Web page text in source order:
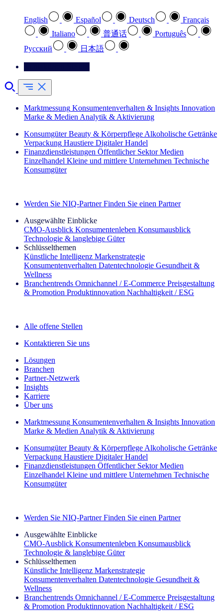
English Español Deutsch
Français
Italiano
普通话
Português
Pусский
日本語
Marktmessung Konsumentenverhalten & Insights Innovation
Marke & Medien Analytik & Aktivierung
Konsumgüter Beauty & Körperpflege Alkoholische Getränke
Verpackung Haustiere Digitaler Handel
Finanzdienstleistungen Öffentlicher Sektor Medien
Einzelhandel Kleine und mittlere Unternehmen Technische
Konsumgüter
Werden Sie NIQ-Partner Finden Sie einen Partner
Ausgewählte Einblicke
CMO‑Ausblick Konsumentenleben Konsumausblick
Technologie & langlebige Güter
Schlüsselthemen
Künstliche Intelligenz Markenstrategie
Konsumentenverhalten Datentechnologie Gesundheit &
Wellness
Branchentrends Omnichannel / E‑Commerce Preisgestaltung
& Promotion Produktinnovation Nachhaltigkeit / ESG
Alle offene Stellen
Kontaktieren Sie uns
Lösungen
Branchen
Partner-Netzwerk
Insights
Karriere
Über uns
Marktmessung Konsumentenverhalten & Insights Innovation
Marke & Medien Analytik & Aktivierung
Konsumgüter Beauty & Körperpflege Alkoholische Getränke
Verpackung Haustiere Digitaler Handel
Finanzdienstleistungen Öffentlicher Sektor Medien
Einzelhandel Kleine und mittlere Unternehmen Technische
Konsumgüter
Werden Sie NIQ-Partner Finden Sie einen Partner
Ausgewählte Einblicke
CMO‑Ausblick Konsumentenleben Konsumausblick
Technologie & langlebige Güter
Schlüsselthemen
Künstliche Intelligenz Markenstrategie
Konsumentenverhalten Datentechnologie Gesundheit &
Wellness
Branchentrends Omnichannel / E‑Commerce Preisgestaltung
& Promotion Produktinnovation Nachhaltigkeit / ESG